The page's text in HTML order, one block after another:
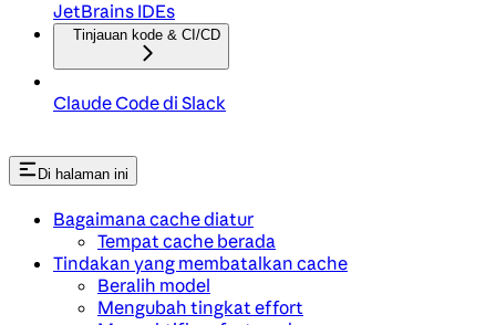
JetBrains IDEs
Tinjauan kode & CI/CD
Claude Code di Slack
Di halaman ini
Bagaimana cache diatur
Tempat cache berada
Tindakan yang membatalkan cache
Beralih model
Mengubah tingkat effort